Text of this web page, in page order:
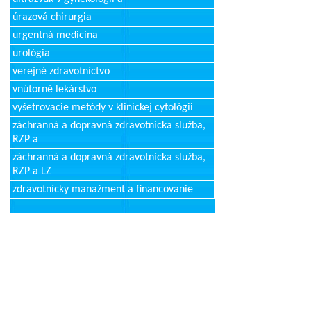
úrazová chirurgia
urgentná medicína
urológia
verejné zdravotníctvo
vnútorné lekárstvo
vyšetrovacie metódy v klinickej cytológii
záchranná a dopravná zdravotnícka služba,
RZP a
záchranná a dopravná zdravotnícka služba,
RZP a LZ
zdravotnícky manažment a financovanie